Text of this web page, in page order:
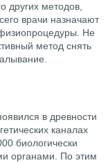
других методов,
врачи назначают
Не
метод снять
в древности
каналах
биологически
органами. По этим